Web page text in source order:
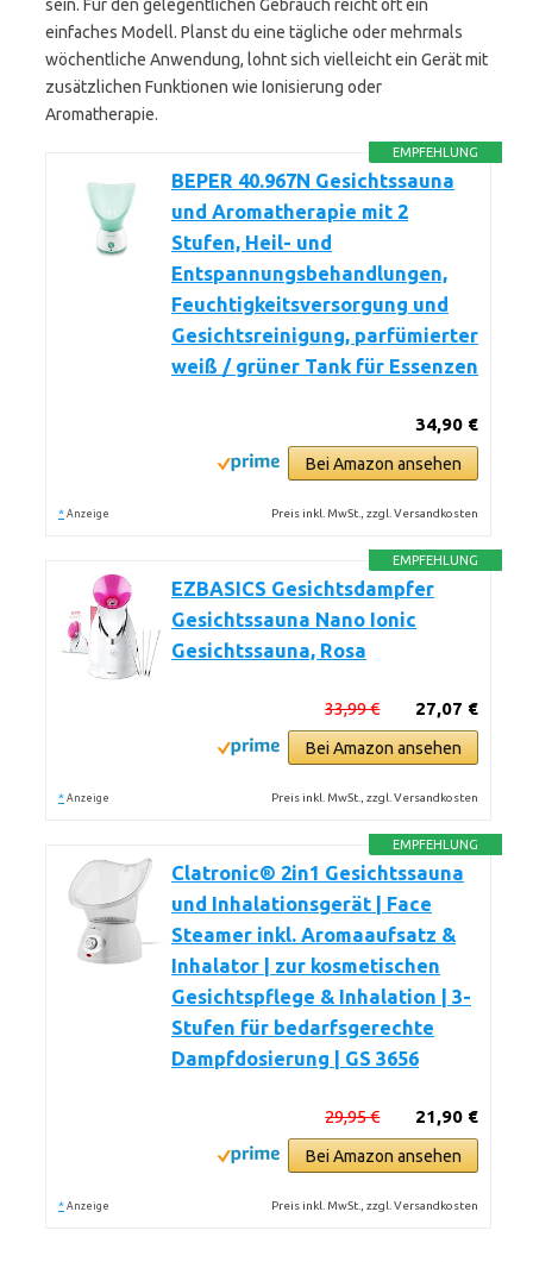
sein. Für den gelegentlichen Gebrauch reicht oft ein
einfaches Modell. Planst du eine tägliche oder mehrmals
wöchentliche Anwendung, lohnt sich vielleicht ein Gerät mit
zusätzlichen Funktionen wie Ionisierung oder
Aromatherapie.
EMPFEHLUNG
BEPER 40.967N Gesichtssauna
und Aromatherapie mit 2
Stufen, Heil- und
Entspannungsbehandlungen,
Feuchtigkeitsversorgung und
Gesichtsreinigung, parfümierter
weiß / grüner Tank für Essenzen
34,90 €
Bei Amazon ansehen
* Anzeige Preis inkl. MwSt., zzgl. Versandkosten
EMPFEHLUNG
EZBASICS Gesichtsdampfer
Gesichtssauna Nano Ionic
Gesichtssauna, Rosa
27,07 €
33,99 €
Bei Amazon ansehen
* Anzeige Preis inkl. MwSt., zzgl. Versandkosten
EMPFEHLUNG
Clatronic® 2in1 Gesichtssauna
und Inhalationsgerät | Face
Steamer inkl. Aromaaufsatz &
Inhalator | zur kosmetischen
Gesichtspflege & Inhalation | 3-
Stufen für bedarfsgerechte
Dampfdosierung | GS 3656
21,90 €
29,95 €
Bei Amazon ansehen
* Anzeige Preis inkl. MwSt., zzgl. Versandkosten